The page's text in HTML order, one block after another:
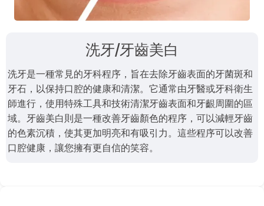
洗牙/牙齒美白
洗牙是一種常見的牙科程序，旨在去除牙齒表面的牙菌斑和
牙石，以保持口腔的健康和清潔。它通常由牙醫或牙科衛生
師進行，使用特殊工具和技術清潔牙齒表面和牙齦周圍的區
域。牙齒美白則是一種改善牙齒顏色的程序，可以減輕牙齒
的色素沉積，使其更加明亮和有吸引力。這些程序可以改善
口腔健康，讓您擁有更自信的笑容。